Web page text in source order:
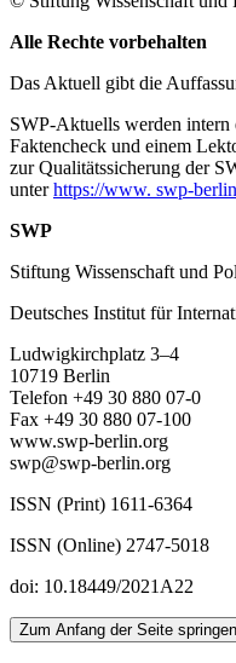
Alle Rechte vorbehalten
Das Aktuell gibt die
SWP-Aktuells werden intern
Faktencheck und einem
zur Qualitätssicherung der
unterhttps://www. swp-
SWP
Stiftung Wissenschaft und
Deutsches Institut für
Ludwigkirchplatz 3–4
10719 Berlin
Telefon +49 30 880 07-0
Fax +49 30 880 07-100
www.swp-berlin.org
swp@swp-berlin.org
ISSN (Print) 1611-6364
ISSN (Online) 2747-5018
doi: 10.18449/2021A22
Zum Anfang der Seite springen